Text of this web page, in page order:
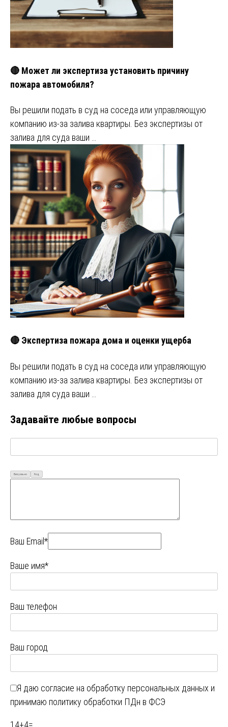
🔴 Может ли экспертиза установить причину
пожара автомобиля?
Вы решили подать в суд на соседа или управляющую
компанию из-за залива квартиры. Без экспертизы от
залива для суда ваши …
🔴 Экспертиза пожара дома и оценки ущерба
Вы решили подать в суд на соседа или управляющую
компанию из-за залива квартиры. Без экспертизы от
залива для суда ваши …
Задавайте любые вопросы
Визуально Код
Ваш Email*
Ваше имя*
Ваш телефон
Ваш город
Я даю согласие на обработку персональных данных и
принимаю политику обработки ПДн в ФСЭ